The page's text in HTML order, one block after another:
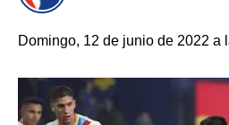
Domingo, 12 de junio de 2022 a